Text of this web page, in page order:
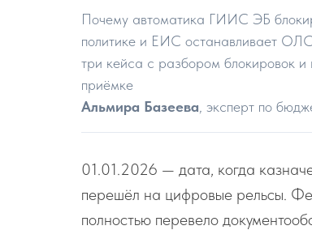
Почему автоматика ГИИС ЭБ
политике и ЕИС останавливает
три кейса с разбором блокировок
приёмке
Альмира Базеева , эксперт по
01.01.2026 — дата, когда
перешёл на цифровые рельсы.
полностью перевело